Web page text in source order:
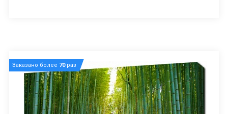
Заказано более 70раз